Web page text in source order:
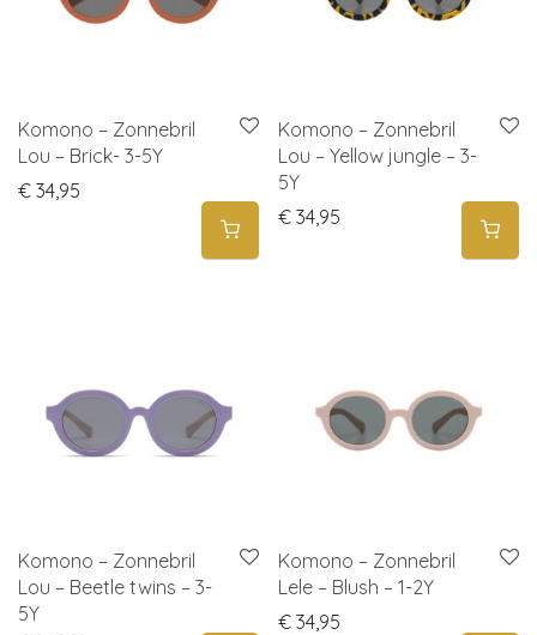
Komono – Zonnebril
Lou – Brick- 3-5Y
€ 34,95
Komono – Zonnebril
Lou – Yellow jungle – 3-
5Y
€ 34,95
Komono – Zonnebril
Lou – Beetle twins – 3-
5Y
Komono – Zonnebril
Lele – Blush – 1-2Y
€ 34,95